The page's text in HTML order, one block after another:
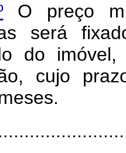
O preço
será
do
cujo